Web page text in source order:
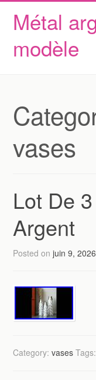
Métal
modèle
Skip to content
Accueil
Conditions d’utilisation
vases
Lot De
Argent
Posted onjuin 9, 2026
Category:vases